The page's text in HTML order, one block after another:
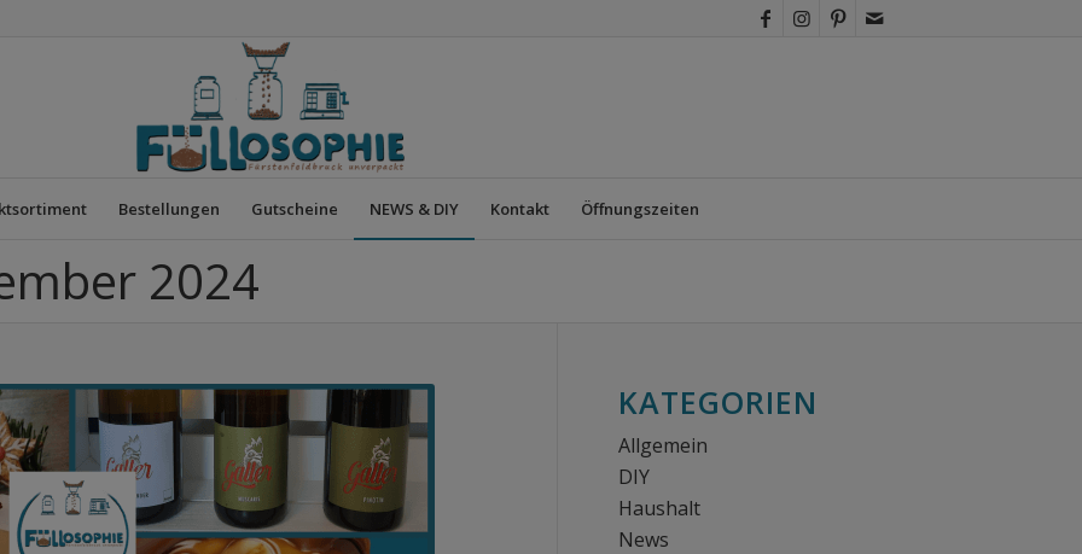
Bestellungen Gutscheine NEWS & DIY Kontakt Öffnungszeiten
2024
KATEGORIEN
Allgemein
DIY
Haushalt
News